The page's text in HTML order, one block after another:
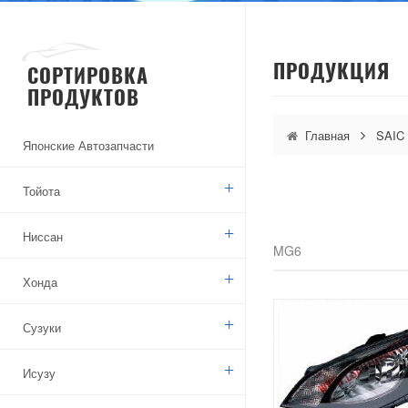
СОРТИРОВКА
ПРОДУКТОВ
Японские Автозапчасти
Тойота
Ниссан
Хонда
Сузуки
Исузу
ПРОДУКЦИЯ
Главная SAIC
MG6